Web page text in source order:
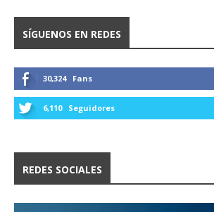
SÍGUENOS EN REDES
30,324 Fans
6,110 Seguidores
REDES SOCIALES